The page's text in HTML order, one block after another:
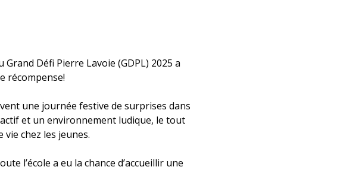
Défi Pierre Lavoie (GDPL) 2025 a
récompense!
une journée festive de surprises dans
et un environnement ludique, le tout
chez les jeunes.
l’école a eu la chance d’accueillir une